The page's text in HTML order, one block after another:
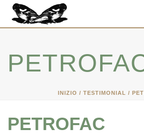
INIZIO / TESTIMONIAL /
PETROFAC